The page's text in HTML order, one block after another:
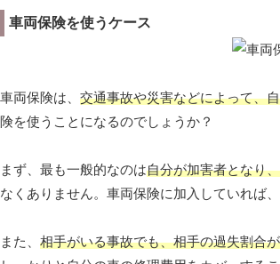
車両保険を使うケース
車両保険は、 交通事故や災害などによって、
険を使うことになるのでしょうか？
まず、最も一般的なのは自分が加害者となり
なくありません。車両保険に加入していれば
また、 相手がいる事故でも、相手の過失割合